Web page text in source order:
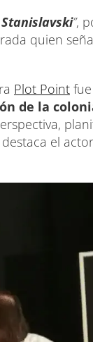
”,
quien
Plot Point
de la
el